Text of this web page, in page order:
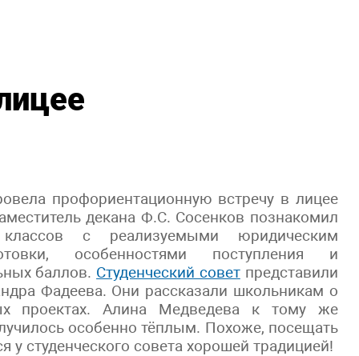
профориентационную встречу в лицее
декана Ф.С. Сосенков познакомил
классов с реализуемыми юридическим
особенностями поступления и
баллов. Студенческий советпредставили
Фадеева. Они рассказали школьникам о
проектах. Алина Медведева к тому же
особенно тёплым. Похоже, посещать
студенческого совета хорошей традицией!